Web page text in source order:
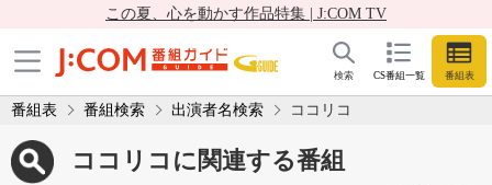
この夏、心を動かす作品特集 | J:COM TV
CS番組一覧 番組表
検索
番組表 番組検索 出演者名検索 ココリコ
ココリコに関連する番組